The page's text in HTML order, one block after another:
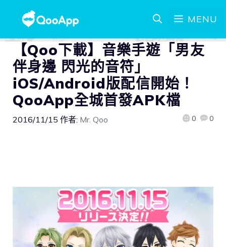
MENU
【Qoo下載】音樂手遊「男友
伴身邊 閃光的音符」
iOS/Android版配信開始！
QooApp全城首發APK檔
2016/11/15 作者: Mr. Qoo 0 0